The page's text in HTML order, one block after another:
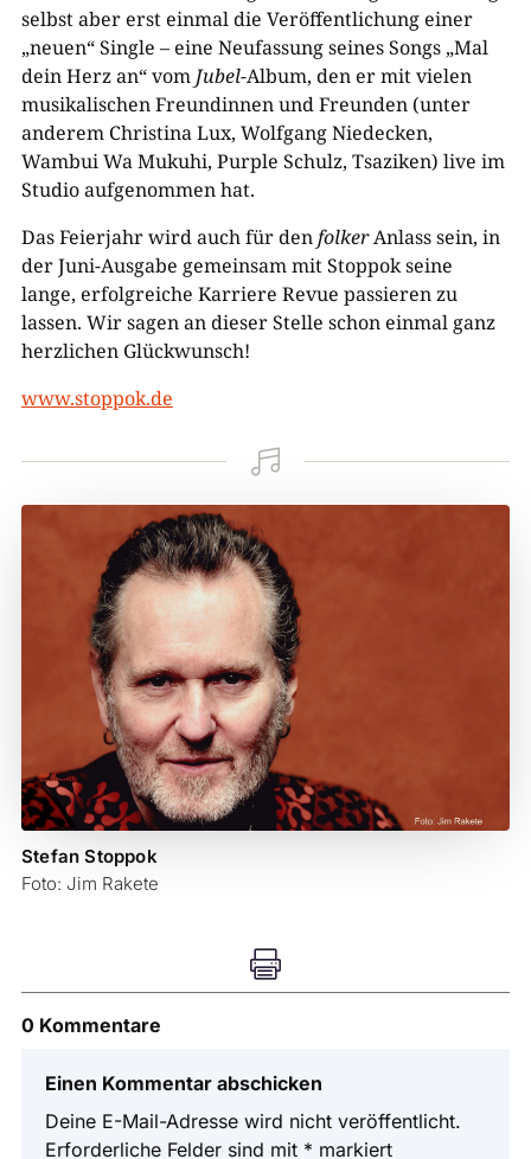
selbst aber erst einmal die Veröffentlichung einer
„neuen“ Single – eine Neufassung seines Songs „Mal
dein Herz an“ vom Jubel-Album, den er mit vielen
musikalischen Freundinnen und Freunden (unter
anderem Christina Lux, Wolfgang Niedecken,
Wambui Wa Mukuhi, Purple Schulz, Tsaziken) live im
Studio aufgenommen hat.
Das Feierjahr wird auch für denfolkerAnlass sein, in
der Juni-Ausgabe gemeinsam mit Stoppok seine
lange, erfolgreiche Karriere Revue passieren zu
lassen. Wir sagen an dieser Stelle schon einmal ganz
herzlichen Glückwunsch!
www.stoppok.de

Stefan Stoppok
Foto: Jim Rakete

0 Kommentare
Einen Kommentar abschicken
Deine E-Mail-Adresse wird nicht veröffentlicht.
Erforderliche Felder sind mit * markiert